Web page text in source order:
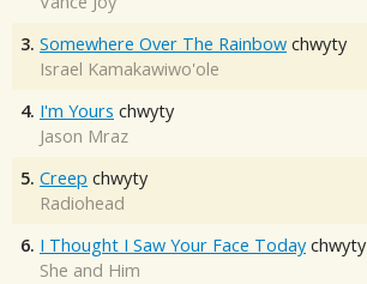
3. Somewhere Over The Rainbow chwyty
Israel Kamakawiwo'ole
4. I'm Yours chwyty
Jason Mraz
5. Creep chwyty
Radiohead
6. I Thought I Saw Your Face Today chwyty
She and Him